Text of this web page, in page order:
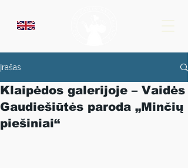
Įrašas
Klaipėdos galerijoje – Vaidės
Gaudiešiūtės paroda „Minčių
piešiniai“